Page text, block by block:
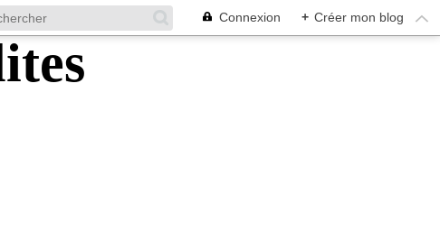
Connexion + Créer mon blog